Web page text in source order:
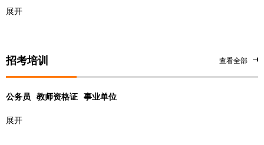
展开
招考培训 查看全部
公务员 教师资格证 事业单位
展开